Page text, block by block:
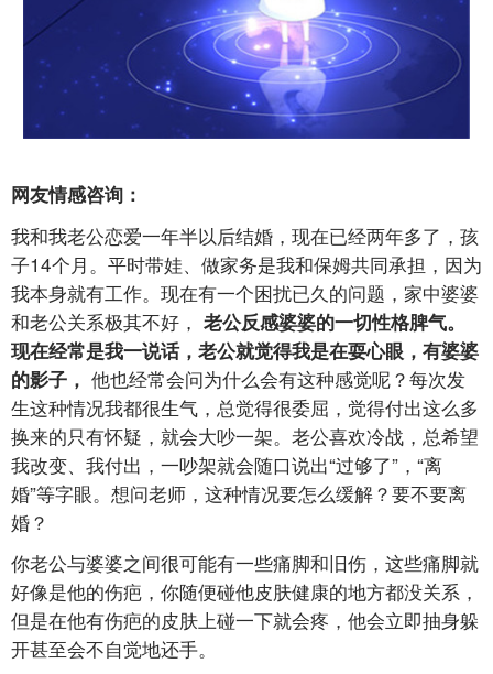
网友情感咨询：
我和我老公恋爱一年半以后结婚，现在已经两年多了，孩
子14个月。平时带娃、做家务是我和保姆共同承担，因为
我本身就有工作。现在有一个困扰已久的问题，家中婆婆
和老公关系极其不好， 老公反感婆婆的一切性格脾气。
现在经常是我一说话，老公就觉得我是在耍心眼，有婆婆
的影子， 他也经常会问为什么会有这种感觉呢？每次发
生这种情况我都很生气，总觉得很委屈，觉得付出这么多
换来的只有怀疑，就会大吵一架。老公喜欢冷战，总希望
我改变、我付出，一吵架就会随口说出“过够了”，“离
婚”等字眼。想问老师，这种情况要怎么缓解？要不要离
婚？
你老公与婆婆之间很可能有一些痛脚和旧伤，这些痛脚就
好像是他的伤疤，你随便碰他皮肤健康的地方都没关系，
但是在他有伤疤的皮肤上碰一下就会疼，他会立即抽身躲
开甚至会不自觉地还手。